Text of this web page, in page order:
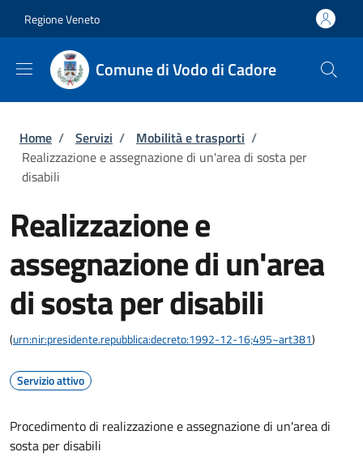
Regione Veneto
Comune di Vodo di Cadore
Briciole di pane
Home / Servizi / Mobilità e trasporti /
Realizzazione e assegnazione di un'area di sosta per
disabili
Realizzazione e
assegnazione di un'area
di sosta per disabili
(urn:nir:presidente.repubblica:decreto:1992-12-16;495~art381)
Servizio attivo
Procedimento di realizzazione e assegnazione di un'area di
sosta per disabili